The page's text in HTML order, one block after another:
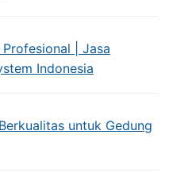
| Jasa
Indonesia
untuk Gedung